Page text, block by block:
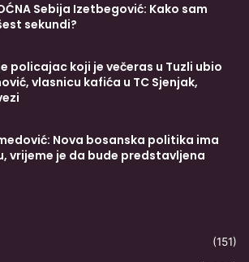
Sebija Izetbegović: Kako sam
sekundi?
policajac koji je večeras u Tuzli ubio
vlasnicu kafića u TC Sjenjak,
Nova bosanska politika ima
vrijeme je da bude predstavljena
(151)